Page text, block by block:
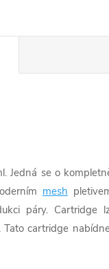
Jedná se o
mesh
páry. Cartridge
cartridge